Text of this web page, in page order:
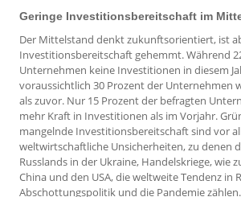
Geringe Investitionsbereitschaft im
Der Mittelstand denkt zukunftsorientiert, ist
Investitionsbereitschaft gehemmt. Während
Unternehmen keine Investitionen in diesem
voraussichtlich 30 Prozent der Unternehmen
als zuvor. Nur 15 Prozent der befragten
mehr Kraft in Investitionen als im Vorjahr.
mangelnde Investitionsbereitschaft sind vor
weltwirtschaftliche Unsicherheiten, zu denen
Russlands in der Ukraine, Handelskriege, wie
China und den USA, die weltweite Tendenz in
Abschottungspolitik und die Pandemie